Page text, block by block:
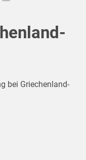
bei Griechenland-